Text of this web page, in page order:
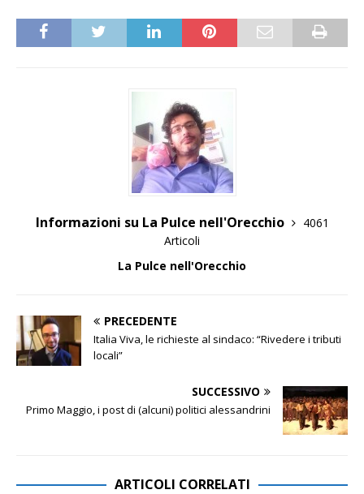
Informazioni su La Pulce nell'Orecchio
4061
Articoli
La Pulce nell'Orecchio
PRECEDENTE
Italia Viva, le richieste al sindaco: “Rivedere i tributi
locali”
SUCCESSIVO
Primo Maggio, i post di (alcuni) politici alessandrini
ARTICOLI CORRELATI